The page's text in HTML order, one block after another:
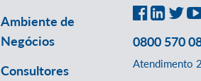
Ambiente de
Negócios
Consultores
0800 570
Atendimento